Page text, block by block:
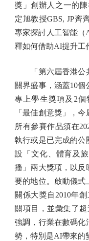
獎」創辦人之一的陳
定旭教授GBS, JP齊
專家探討人工智能（
釋如何借助AI提升工
「第六屆香港公共
關界盛事，涵蓋10
專上學生獎項及2個
「最佳創意獎」，
所有參賽作品須在
執行或是已完成的公
設「文化、體育及
播」兩大獎項，以反
要的地位。啟動儀式
關係大獎自2010年
關項目，並彙集了
強調，行業在數碼化
勢，特別是AI帶來的